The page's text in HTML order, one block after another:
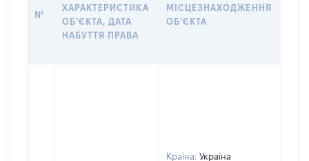
№
ХАРАКТЕРИСТИКА
ОБʼЄКТА, ДАТА
НАБУТТЯ ПРАВА
МІСЦЕЗНАХОДЖЕННЯ
ОБʼЄКТА
Країна: Україна